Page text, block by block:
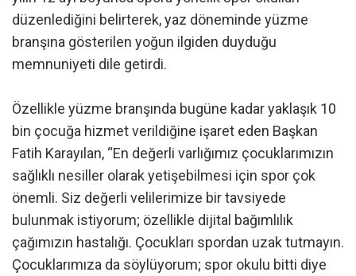
düzenlediğini belirterek, yaz döneminde yüzme
branşına gösterilen yoğun ilgiden duyduğu
memnuniyeti dile getirdi.
Özellikle yüzme branşında bugüne kadar yaklaşık 10
bin çocuğa hizmet verildiğine işaret eden Başkan
Fatih Karayılan, “En değerli varlığımız çocuklarımızın
sağlıklı nesiller olarak yetişebilmesi için spor çok
önemli. Siz değerli velilerimize bir tavsiyede
bulunmak istiyorum; özellikle dijital bağımlılık
çağımızın hastalığı. Çocukları spordan uzak tutmayın.
Çocuklarımıza da söylüyorum; spor okulu bitti diye